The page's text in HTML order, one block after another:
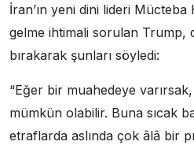
İran’ın yeni dini lideri
gelme ihtimali sorulan Trump,
bırakarak şunları söyledi:
“Eğer bir muahedeye
mümkün olabilir. Buna sıcak
etraflarda aslında çok âlâ bir